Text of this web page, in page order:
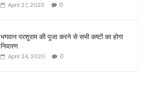
April 27, 2020 0
भगवान परशुराम की पूजा करने से सभी कष्टों का होगा
निवारण
April 24, 2020 0